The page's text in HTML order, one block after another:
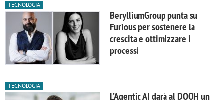
TECNOLOGIA
BerylliumGroup punta su
Furious per sostenere la
crescita e ottimizzare i
processi
TECNOLOGIA
L’Agentic AI darà al DOOH un